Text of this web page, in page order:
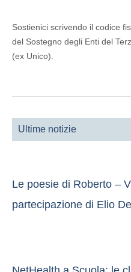
Sostienici scrivendo il codice
del Sostegno degli Enti del
(ex Unico).
Ultime notizie
Le poesie di Roberto –
partecipazione di Elio